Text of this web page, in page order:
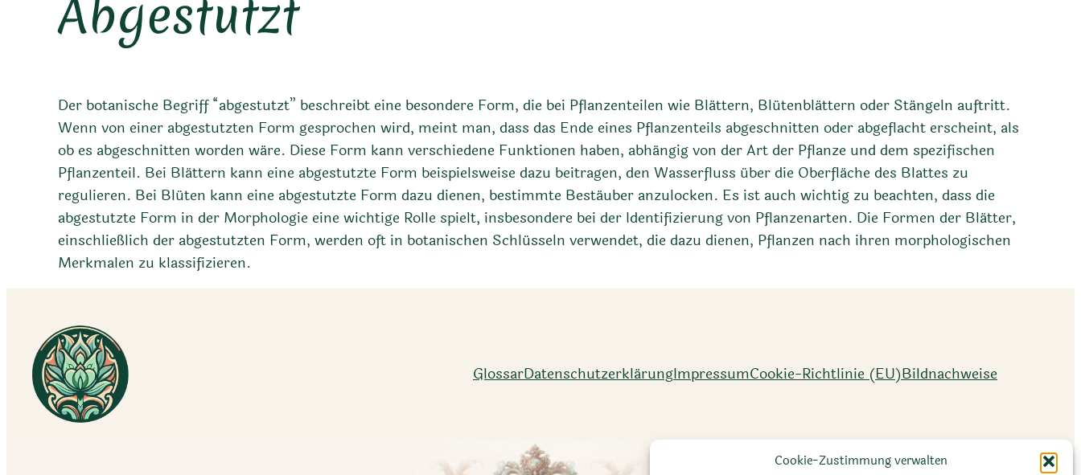
Cookie-Zustimmung verwalten
Abgestutzt
Der botanische Begriff “abgestutzt” beschreibt eine besondere Form, die bei Pflanzenteilen wie Blättern, Blütenblättern oder Stängeln auftritt.
Wenn von einer abgestutzten Form gesprochen wird, meint man, dass das Ende eines Pflanzenteils abgeschnitten oder abgeflacht erscheint, als
ob es abgeschnitten worden wäre. Diese Form kann verschiedene Funktionen haben, abhängig von der Art der Pflanze und dem spezifischen
Pflanzenteil. Bei Blättern kann eine abgestutzte Form beispielsweise dazu beitragen, den Wasserfluss über die Oberfläche des Blattes zu
regulieren. Bei Blüten kann eine abgestutzte Form dazu dienen, bestimmte Bestäuber anzulocken. Es ist auch wichtig zu beachten, dass die
abgestutzte Form in der Morphologie eine wichtige Rolle spielt, insbesondere bei der Identifizierung von Pflanzenarten. Die Formen der Blätter,
einschließlich der abgestutzten Form, werden oft in botanischen Schlüsseln verwendet, die dazu dienen, Pflanzen nach ihren morphologischen
Merkmalen zu klassifizieren.
GlossarDatenschutz­erklärungImpressumCookie-Richtlinie (EU)Bildnachweise